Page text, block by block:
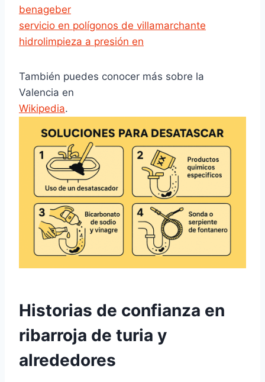
benageber
servicio en polígonos de villamarchante
hidrolimpieza a presión en
También puedes conocer más sobre la
Valencia en
Wikipedia.
Historias de confianza en
ribarroja de turia y
alrededores